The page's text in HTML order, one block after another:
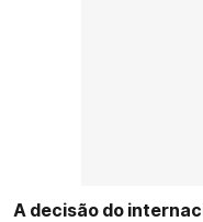
A decisão do